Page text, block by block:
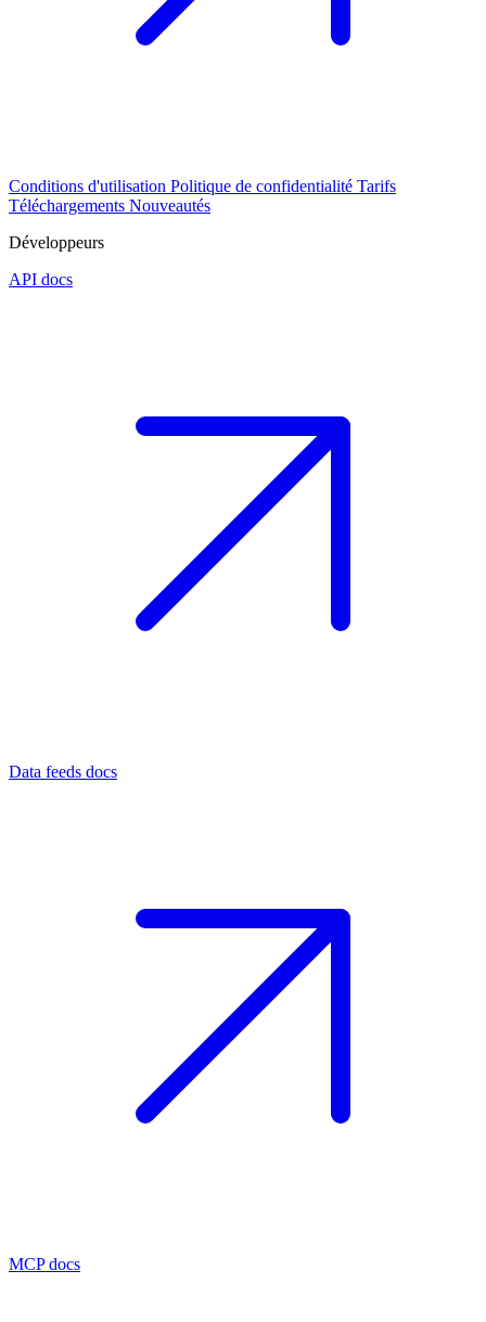
Conditions d'utilisation Politique de confidentialité Tarifs
Téléchargements Nouveautés
Développeurs
API docs
Data feeds docs
MCP docs